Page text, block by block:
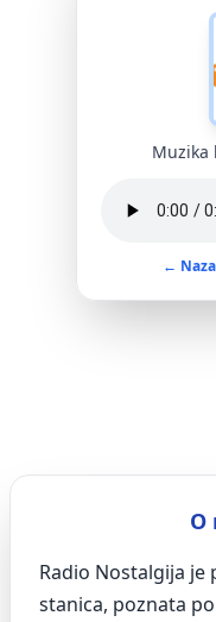
Muzika
←
O
Radio Nostalgija
stanica, poznata